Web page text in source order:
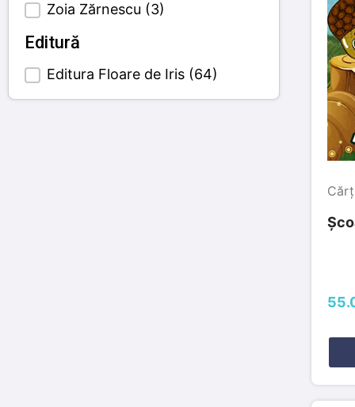
Zoia Zărnescu (3)
Editură
Book's publisher
Editura Floare de Iris (64)